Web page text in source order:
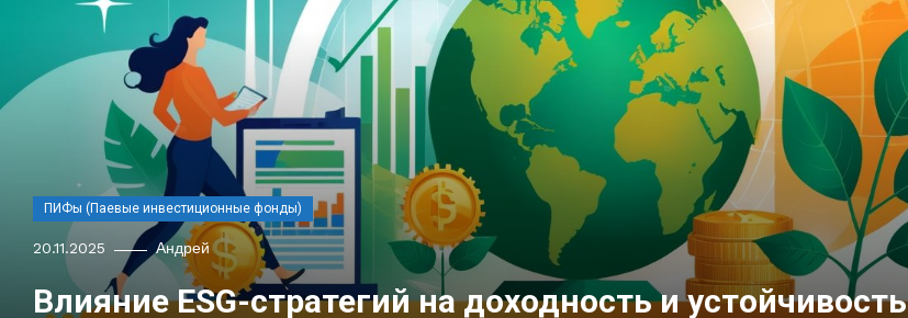
ПИФы (Паевые инвестиционные фонды)
20.11.2025 Андрей
Влияние ESG-стратегий на доходность и устойчивость